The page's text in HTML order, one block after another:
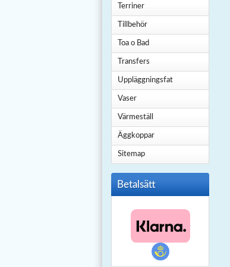
Terriner
Tillbehör
Toa o Bad
Transfers
Uppläggningsfat
Vaser
Värmeställ
Äggkoppar
Sitemap
Betalsätt